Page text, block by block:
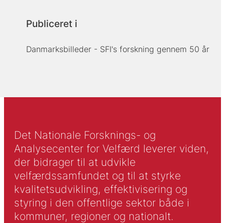
Publiceret i
Danmarksbilleder - SFI's forskning gennem 50 år
Det Nationale Forsknings- og
Analysecenter for Velfærd leverer viden,
der bidrager til at udvikle
velfærdssamfundet og til at styrke
kvalitetsudvikling, effektivisering og
styring i den offentlige sektor både i
kommuner, regioner og nationalt.